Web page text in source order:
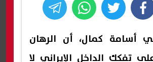
أسامة كمال، أن الرهان
تفكك الداخل الإيراني لا